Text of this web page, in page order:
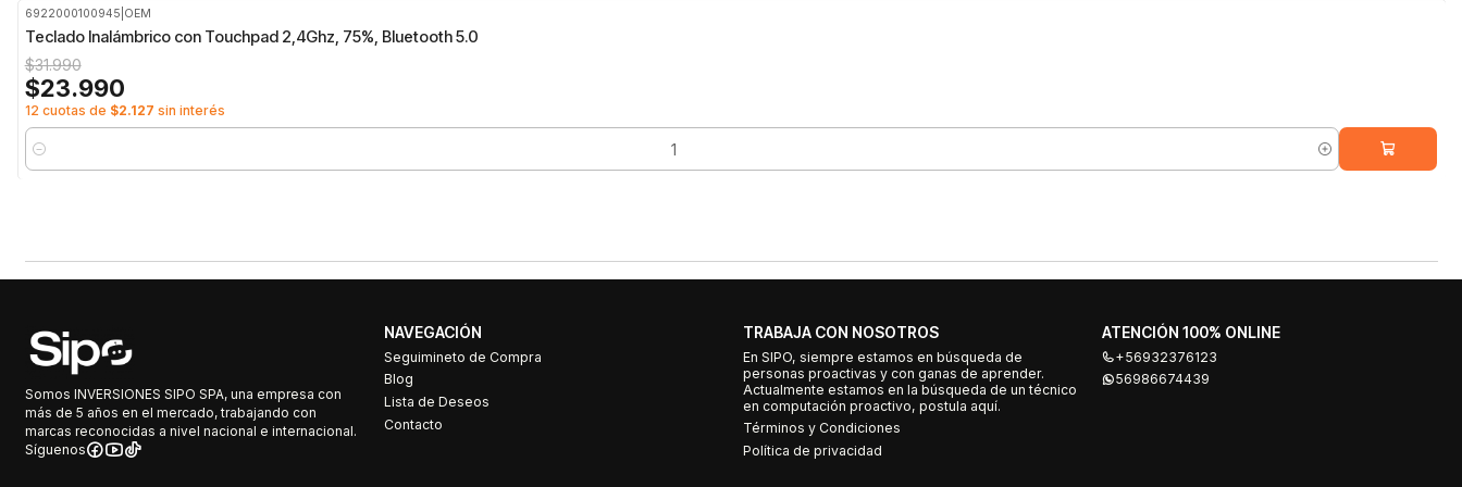
6922000100945 OEM
Teclado Inalámbrico con Touchpad 2,4Ghz, 75%, Bluetooth 5.0
$31.990
$23.990
12 cuotas de $2.127 sin interés
Cantidad
Somos INVERSIONES SIPO SPA, una empresa con
más de 5 años en el mercado, trabajando con
marcas reconocidas a nivel nacional e internacional.
Síguenos
NAVEGACIÓN
Seguimineto de Compra
Blog
Lista de Deseos
Contacto
TRABAJA CON NOSOTROS
En SIPO, siempre estamos en búsqueda de
personas proactivas y con ganas de aprender.
Actualmente estamos en la búsqueda de un técnico
en computación proactivo, postula aquí.
Términos y Condiciones
Política de privacidad
ATENCIÓN 100% ONLINE
+56932376123
56986674439